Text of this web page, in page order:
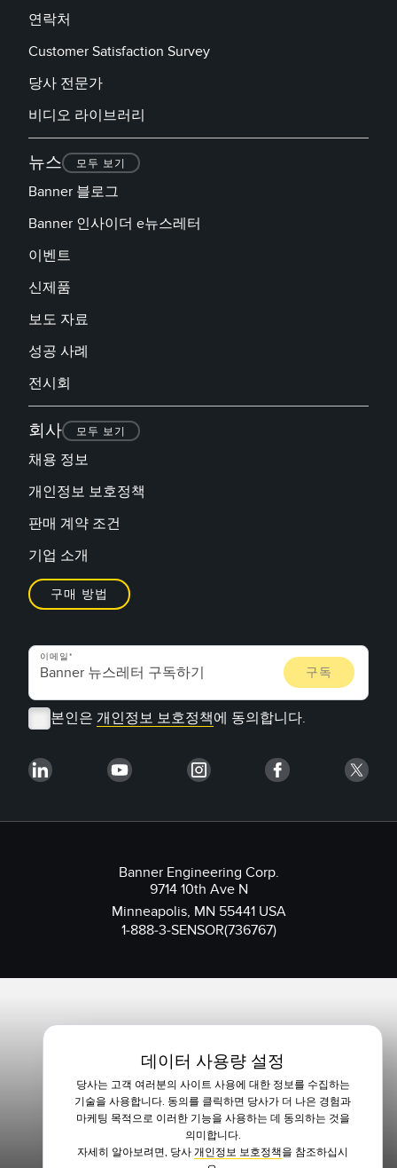
연락처
Customer Satisfaction Survey
당사 전문가
비디오 라이브러리
뉴스 모두 보기
Banner 블로그
Banner 인사이더 e뉴스레터
이벤트
신제품
보도 자료
성공 사례
전시회
회사 모두 보기
채용 정보
개인정보 보호정책
판매 계약 조건
기업 소개
구매 방법
이메일
본인은 개인정보 보호정책에 동의합니다.
Banner Engineering Corp.
9714 10th Ave N
Minneapolis, MN 55441 USA
1-888-3-SENSOR(736767)
데이터 사용량 설정
당사는 고객 여러분의 사이트 사용에 대한 정보를 수집하는
기술을 사용합니다. 동의를 클릭하면 당사가 더 나은 경험과
마케팅 목적으로 이러한 기능을 사용하는 데 동의하는 것을
의미합니다.
자세히 알아보려면, 당사 개인정보 보호정책을 참조하십시